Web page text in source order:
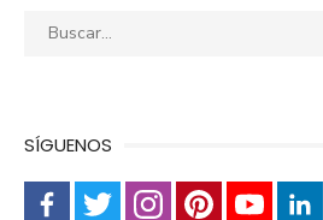
Buscar:
SÍGUENOS